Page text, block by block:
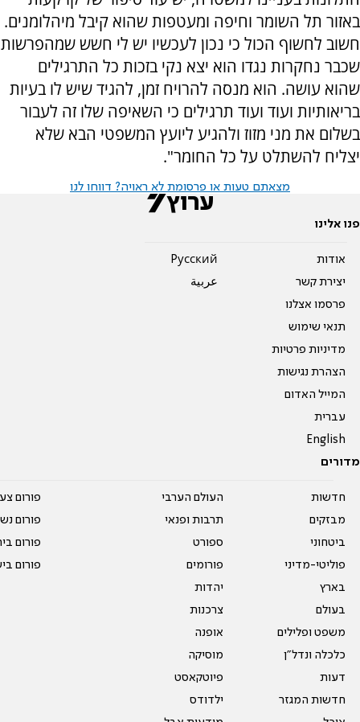
באזור תל השומר וחיפה ומעטפות שהוא קיבל מיהלומנים.
חשוב לחשוף הכול כי נכון לעכשיו יש לי חשש שמהפרשות
שכבר נחקרות נגדו הוא יצא נקי בזכות כל התרגילים
שהוא עושה. הוא מנסה להרויח זמן, להגיד שיש לו בעיות
בריאותיות ועוד ועוד תרגילים כי השאיפה שלו זה לעבור
בשלום את מני מזוז ולהגיע ליועץ המשפטי הבא שלא
יצליח להשתלט על כל החומר".
מצאתם טעות או פרסומת לא ראויה? דווחו לנו
פנו אלינו
אודות
יצירת קשר
פרסמו אצלנו
תנאי שימוש
מדיניות פרטיות
הצהרת נגישות
המייל האדום
עברית
English
Pусский
عربية
מדורים
חדשות
מבזקים
ביטחוני
פוליטי-מדיני
בארץ
בעולם
משפט ופלילים
כלכלה ונדל"ן
דעות
חדשות המגזר
העולם הערבי
תרבות ופנאי
ספורט
פורומים
יהדות
צרכנות
אופנה
מוסיקה
פיוטקאסט
ילדודס
פורום
פורום
פורום
פורום